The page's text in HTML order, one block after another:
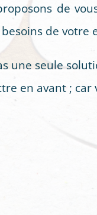
de
de votre
une seule
en avant ; car